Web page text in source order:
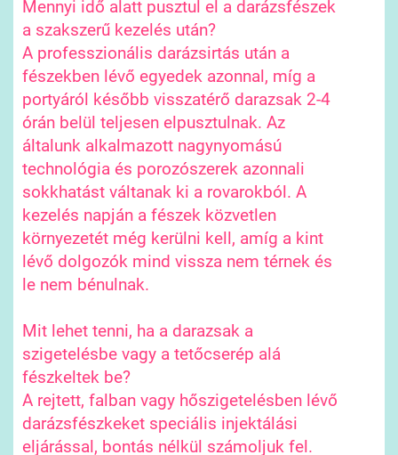
Mennyi idő alatt pusztul el a darázsfészek
a szakszerű kezelés után?
A professzionális darázsirtás után a
fészekben lévő egyedek azonnal, míg a
portyáról később visszatérő darazsak 2-4
órán belül teljesen elpusztulnak. Az
általunk alkalmazott nagynyomású
technológia és porozószerek azonnali
sokkhatást váltanak ki a rovarokból. A
kezelés napján a fészek közvetlen
környezetét még kerülni kell, amíg a kint
lévő dolgozók mind vissza nem térnek és
le nem bénulnak.
Mit lehet tenni, ha a darazsak a
szigetelésbe vagy a tetőcserép alá
fészkeltek be?
A rejtett, falban vagy hőszigetelésben lévő
darázsfészkeket speciális injektálási
eljárással, bontás nélkül számoljuk fel.